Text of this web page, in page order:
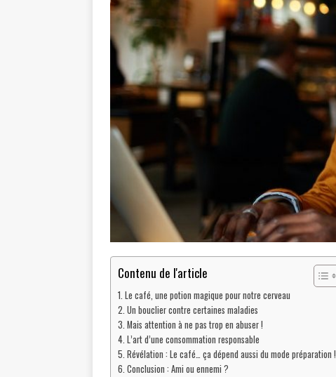
Contenu de l'article
Le café, une potion magique pour notre cerveau
Un bouclier contre certaines maladies
Mais attention à ne pas trop en abuser !
L’art d’une consommation responsable
Révélation : Le café… ça dépend aussi du mode préparation !
Conclusion : Ami ou ennemi ?